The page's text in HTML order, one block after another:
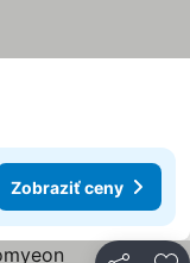
Zobraziť ceny